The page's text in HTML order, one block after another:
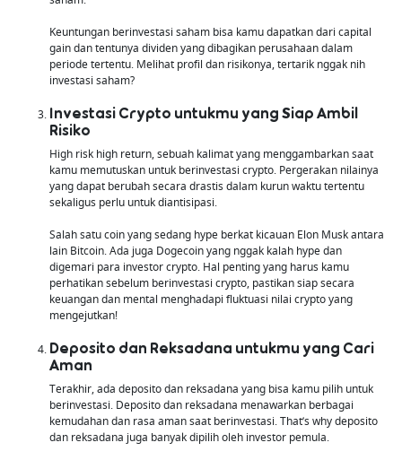
Keuntungan berinvestasi saham bisa kamu dapatkan dari capital
gain dan tentunya dividen yang dibagikan perusahaan dalam
periode tertentu. Melihat profil dan risikonya, tertarik nggak nih
investasi saham?
Investasi Crypto untukmu yang Siap Ambil
Risiko
High risk high return, sebuah kalimat yang menggambarkan saat
kamu memutuskan untuk berinvestasi crypto. Pergerakan nilainya
yang dapat berubah secara drastis dalam kurun waktu tertentu
sekaligus perlu untuk diantisipasi.
Salah satu coin yang sedang hype berkat kicauan Elon Musk antara
lain Bitcoin. Ada juga Dogecoin yang nggak kalah hype dan
digemari para investor crypto. Hal penting yang harus kamu
perhatikan sebelum berinvestasi crypto, pastikan siap secara
keuangan dan mental menghadapi fluktuasi nilai crypto yang
mengejutkan!
Deposito dan Reksadana untukmu yang Cari
Aman
Terakhir, ada deposito dan reksadana yang bisa kamu pilih untuk
berinvestasi. Deposito dan reksadana menawarkan berbagai
kemudahan dan rasa aman saat berinvestasi. That’s why deposito
dan reksadana juga banyak dipilih oleh investor pemula.